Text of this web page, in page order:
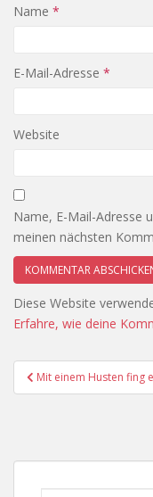
Name *
E-Mail-Adresse *
Website
Name, E-Mail-Adresse
meinen nächsten
Diese Website
Erfahre, wie deine
Mit einem Husten fing